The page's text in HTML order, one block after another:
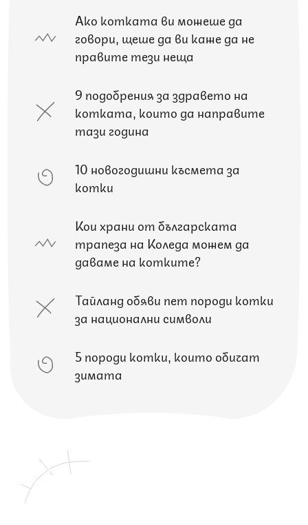
Ако котката ви можеше да
говори, щеше да ви каже да не
правите тези неща
9 подобрения за здравето на
котката, които да направите
тази година
10 новогодишни късмета за
котки
Кои храни от българската
трапеза на Коледа можем да
даваме на котките?
Тайланд обяви пет породи котки
за национални символи
5 породи котки, които обичат
зимата